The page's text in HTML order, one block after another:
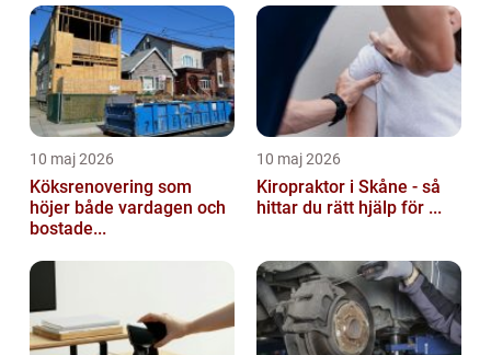
10 maj 2026
Köksrenovering som
höjer både vardagen och
bostade...
10 maj 2026
Kiropraktor i Skåne - så
hittar du rätt hjälp för ...